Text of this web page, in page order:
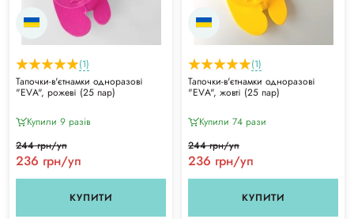
(1)
Тапочки-в'єтнамки одноразові
"ЕVА", рожеві (25 пар)
Купили 9 разiв
236 грн/уп
244 грн/уп
КУПИТИ
(1)
Тапочки-в'єтнамки одноразові
"ЕVА", жовті (25 пар)
Купили 74 рази
236 грн/уп
244 грн/уп
КУПИТИ